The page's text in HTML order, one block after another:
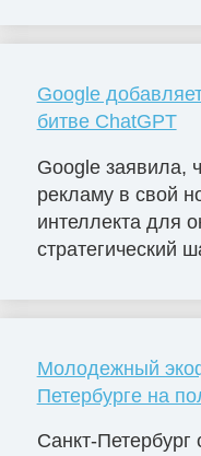
Google
битве ChatGPT
Google заявила,
рекламу в свой
интеллекта для
стратегический
Молодежный
Петербурге на
Санкт-